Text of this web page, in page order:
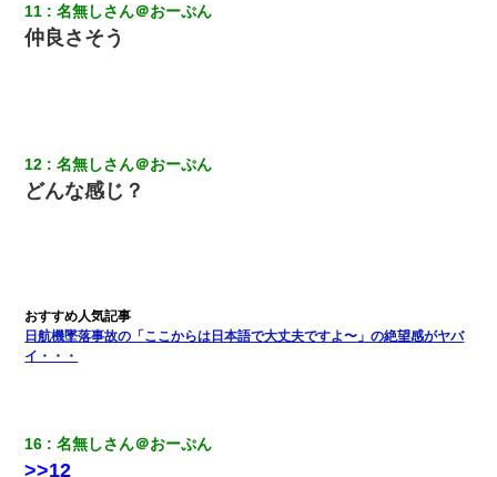
[緊急]ベロベロの女に声をかけて行為してきた結果
に → 新人「ドンッ！」私「！？」→ 突然、突き飛ばされて左手
の甲を踏みつけられて…
夫の友達がBBQを定期的に開催して夫婦で参加してたんだけど、
女性側のリーダーみたいな人に「BBQは友達とやりなよ！」と言
われて…
11 名無しさん＠おーぷん
仲良さそう
12 名無しさん＠おーぷん
どんな感じ？
日航機墜落事故の「ここからは日本語で大丈夫ですよ〜」の絶望感がヤバ
イ・・・
16 名無しさん＠おーぷん
>>12